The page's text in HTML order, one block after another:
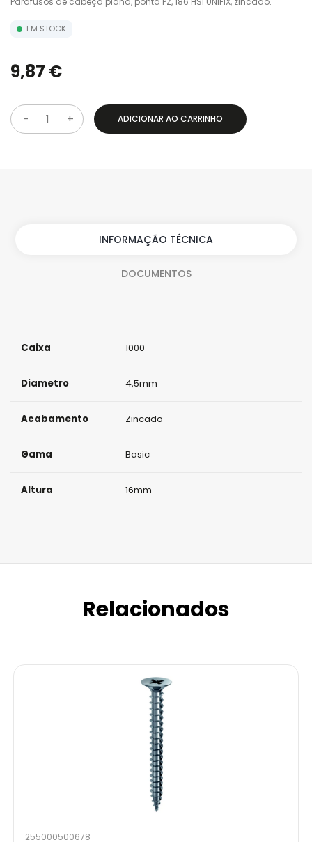
EM STOCK
9,87 €
Q
ADICIONAR AO CARRINHO
INFORMAÇÃO TÉCNICA
DOCUMENTOS
Caixa 1000
Diametro 4,5mm
Acabamento Zincado
Gama Basic
Altura 16mm
Relacionados
255000500678